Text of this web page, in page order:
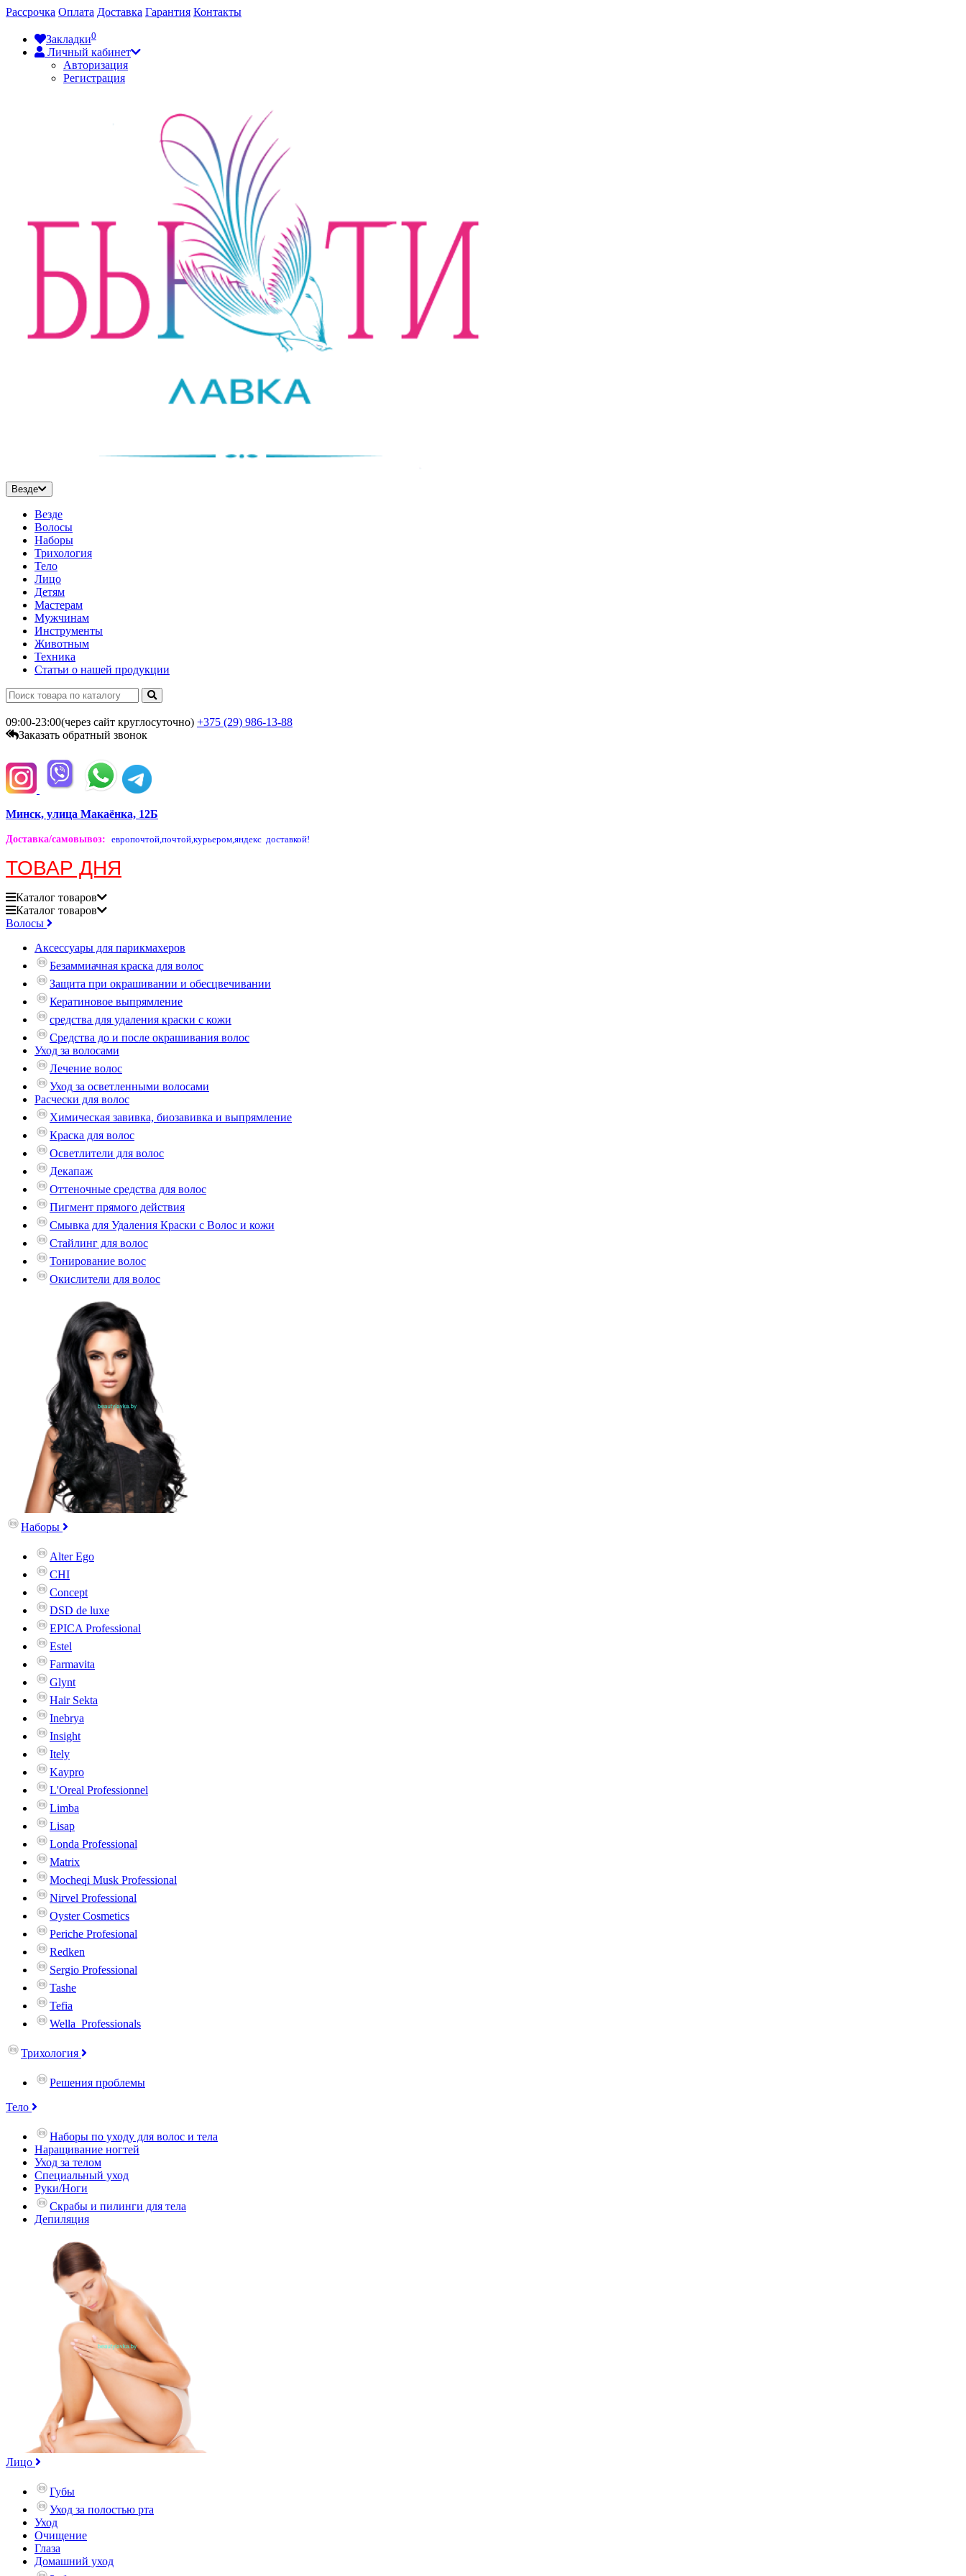
Рассрочка Оплата Доставка Гарантия Контакты
Закладки0
Личный кабинет
Авторизация
Регистрация
Везде
Везде
Волосы
Наборы
Трихология
Тело
Лицо
Детям
Мастерам
Мужчинам
Инструменты
Животным
Техника
Статьи о нашей продукции
09:00-23:00(через сайт круглосуточно) +375 (29) 986-13-88
Заказать обратный звонок
Минск, улица Макаёнка, 12Б
Доставка/самовывоз: европочтой,почтой,курьером,яндекс доставкой!
ТОВАР ДНЯ
Каталог товаров
Каталог товаров
Волосы
Аксессуары для парикмахеров
Безаммиачная краска для волос
Защита при окрашивании и обесцвечивании
Кератиновое выпрямление
средства для удаления краски с кожи
Средства до и после окрашивания волос
Уход за волосами
Лечение волос
Уход за осветленными волосами
Расчески для волос
Химическая завивка, биозавивка и выпрямление
Краска для волос
Осветлители для волос
Декапаж
Оттеночные средства для волос
Пигмент прямого действия
Смывка для Удаления Краски с Волос и кожи
Стайлинг для волос
Тонирование волос
Окислители для волос
Наборы
Alter Ego
CHI
Concept
DSD de luxe
EPICA Professional
Estel
Farmavita
Glynt
Hair Sekta
Inebrya
Insight
Itely
Kaypro
L'Oreal Professionnel
Limba
Lisap
Londa Professional
Matrix
Mocheqi Musk Professional
Nirvel Professional
Oyster Cosmetics
Periche Profesional
Redken
Sergio Professional
Tashe
Tefia
Wella_Professionals
Трихология
Решения проблемы
Тело
Наборы по уходу для волос и тела
Наращивание ногтей
Уход за телом
Специальный уход
Руки/Ноги
Скрабы и пилинги для тела
Депиляция
Лицо
Губы
Уход за полостью рта
Уход
Очищение
Глаза
Домашний уход